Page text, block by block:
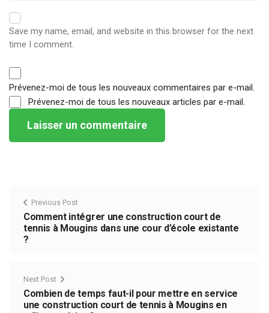
Save my name, email, and website in this browser for the next
time I comment.
Prévenez-moi de tous les nouveaux commentaires par e-mail.
Prévenez-moi de tous les nouveaux articles par e-mail.
Previous Post
Comment intégrer une construction court de
tennis à Mougins dans une cour d’école existante
?
Next Post
Combien de temps faut-il pour mettre en service
une construction court de tennis à Mougins en